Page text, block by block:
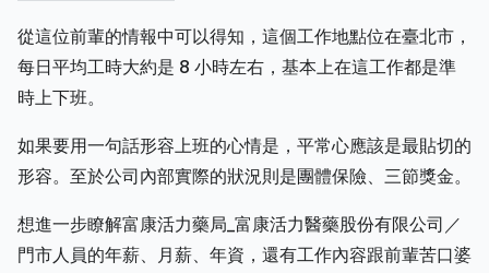
從這位前輩的情報中可以得知，這個工作地點位在臺北市，
每日平均工時大約是 8 小時左右，基本上在這工作都是準
時上下班。
如果要用一句話形容上班的心情是，平常心應該是最貼切的
形容。至於公司內部實際的狀況則是團體保險、三節獎金。
想進一步瞭解富康活力藥局_富康活力醫藥股份有限公司／
門市人員的年薪、月薪、年資，還有工作內容跟前輩苦口婆